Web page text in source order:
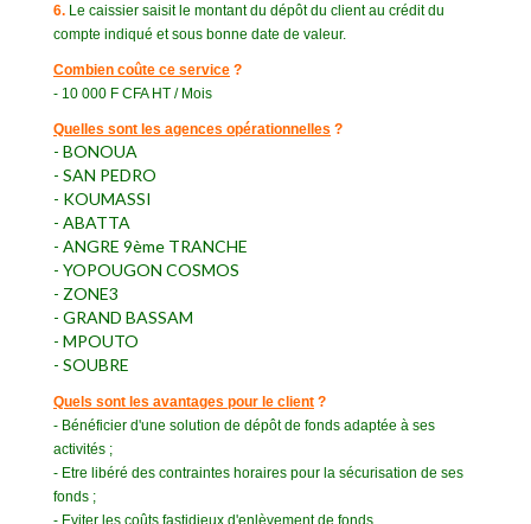
6. Le caissier saisit le montant du dépôt du client au crédit du
compte indiqué et sous bonne date de valeur.
Combien coûte ce service ?
- 10 000 F CFA HT / Mois
Quelles sont les agences opérationnelles ?
- BONOUA
- SAN PEDRO
- KOUMASSI
- ABATTA
- ANGRE 9ème TRANCHE
- YOPOUGON COSMOS
- ZONE3
- GRAND BASSAM
- MPOUTO
- SOUBRE
Quels sont les avantages pour le client ?
- Bénéficier d'une solution de dépôt de fonds adaptée à ses
activités ;
- Etre libéré des contraintes horaires pour la sécurisation de ses
fonds ;
- Eviter les coûts fastidieux d'enlèvement de fonds.